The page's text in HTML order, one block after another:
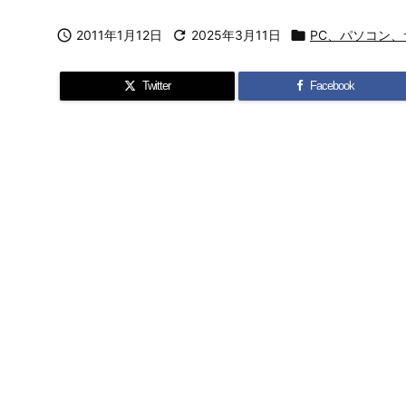
 2011年1月12日  2025年3月11日  PC、パソコン
Twitter Facebook